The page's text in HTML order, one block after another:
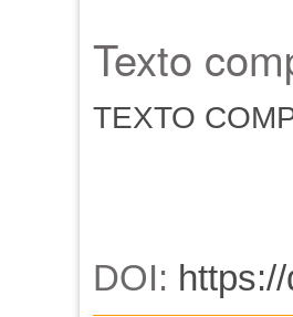
Texto
TEXTO
DOI: